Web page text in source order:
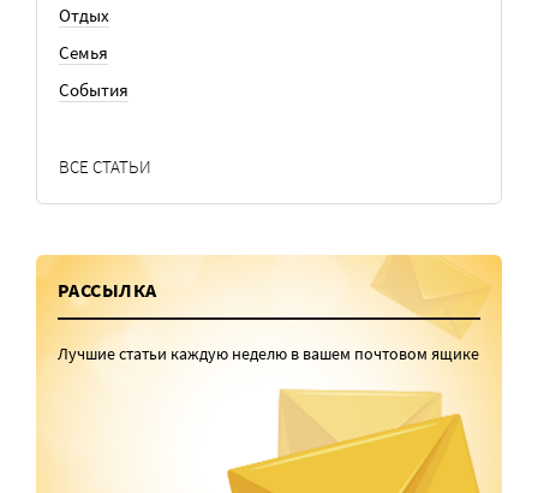
Отдых
Семья
События
ВСЕ СТАТЬИ
РАССЫЛКА
Лучшие статьи каждую неделю в вашем почтовом ящике